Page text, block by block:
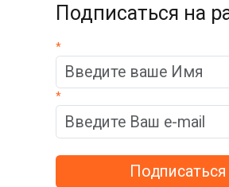
Подписаться на
*
*